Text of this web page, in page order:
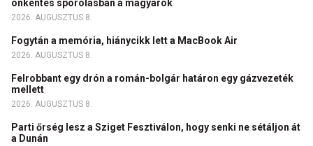
önkéntes spórolásban a magyarok
2026. AUGUSZTUS 8.
Fogytán a memória, hiánycikk lett a MacBook Air
2026. AUGUSZTUS 8.
Felrobbant egy drón a román-bolgár határon egy gázvezeték
mellett
2026. AUGUSZTUS 8.
Parti őrség lesz a Sziget Fesztiválon, hogy senki ne sétáljon át
a Dunán